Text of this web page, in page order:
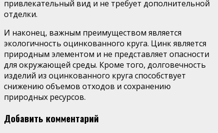
привлекательный вид и не требует дополнительной
отделки.
И наконец, важным преимуществом является
экологичность оцинкованного круга. Цинк является
природным элементом и не представляет опасности
для окружающей среды. Кроме того, долговечность
изделий из оцинкованного круга способствует
снижению объемов отходов и сохранению
природных ресурсов.
Добавить комментарий